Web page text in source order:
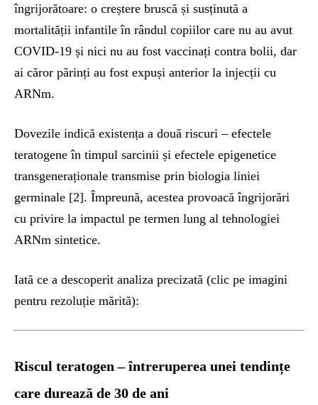
îngrijorătoare: o creștere bruscă și susținută a
mortalității infantile în rândul copiilor care nu au avut
COVID-19 și nici nu au fost vaccinați contra bolii, dar
ai căror părinți au fost expuși anterior la injecții cu
ARNm.
Dovezile indică existența a două riscuri – efectele
teratogene în timpul sarcinii și efectele epigenetice
transgeneraționale transmise prin biologia liniei
germinale [2]. Împreună, acestea provoacă îngrijorări
cu privire la impactul pe termen lung al tehnologiei
ARNm sintetice.
Iată ce a descoperit analiza precizată (clic pe imagini
pentru rezoluție mărită):
Riscul teratogen – întreruperea unei tendințe
care durează de 30 de ani